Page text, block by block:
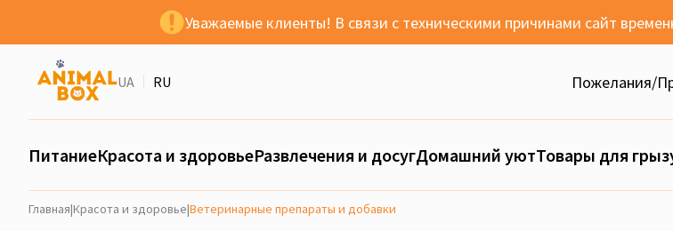
Уважаемые клиенты! В связи с техническими причинами сайт
UA RU Пожелания/
ПитаниеКрасота и здоровьеРазвлечения и досугДомашний уютТовары для
Главная|Красота и здоровье|Ветеринарные препараты и добавки